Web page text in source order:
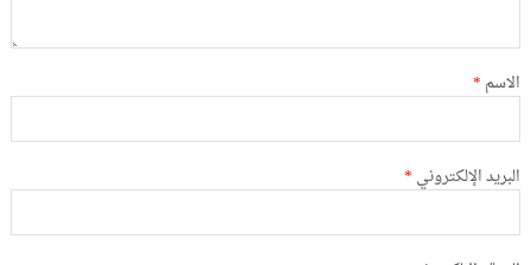
الاسم *
البريد الإلكتروني *